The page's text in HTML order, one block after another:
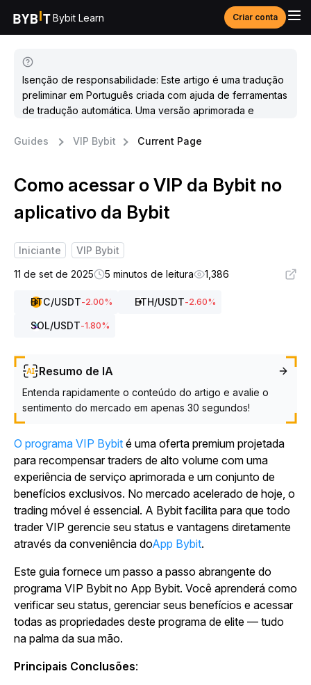
Bybit Learn Criar conta
Isenção de responsabilidade: Este artigo é uma tradução
preliminar em Português criada com ajuda de ferramentas
de tradução automática. Uma versão aprimorada e
Guides
VIP Bybit Current Page
Como acessar o VIP da Bybit no
aplicativo da Bybit
Iniciante
VIP Bybit
11 de set de 2025
5 minutos de leitura 1,386
BTC/USDT-2.00% ETH/USDT-2.60%
SOL/USDT-1.80%
Resumo de IA
Entenda rapidamente o conteúdo do artigo e avalie o
sentimento do mercado em apenas 30 segundos!
O programa VIP Bybit é uma oferta premium projetada
para recompensar traders de alto volume com uma
experiência de serviço aprimorada e um conjunto de
benefícios exclusivos. No mercado acelerado de hoje, o
trading móvel é essencial. A Bybit facilita para que todo
trader VIP gerencie seu status e vantagens diretamente
através da conveniência doApp Bybit.
Este guia fornece um passo a passo abrangente do
programa VIP Bybit no App Bybit. Você aprenderá como
verificar seu status, gerenciar seus benefícios e acessar
todas as propriedades deste programa de elite — tudo
na palma da sua mão.
Principais Conclusões: